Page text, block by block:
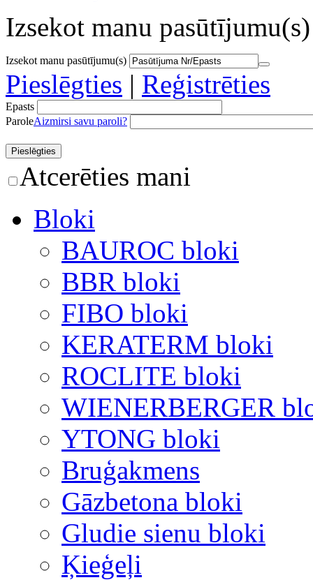
Izsekot manu pasūtījumu(s)
Izsekot manu pasūtījumu(s)
Pieslēgties | Reģistrēties
Epasts
ParoleAizmirsi savu paroli?
Atcerēties mani
Bloki
BAUROC bloki
BBR bloki
FIBO bloki
KERATERM bloki
ROCLITE bloki
WIENERBERGER
YTONG bloki
Bruģakmens
Gāzbetona bloki
Gludie sienu bloki
Ķieģeļi